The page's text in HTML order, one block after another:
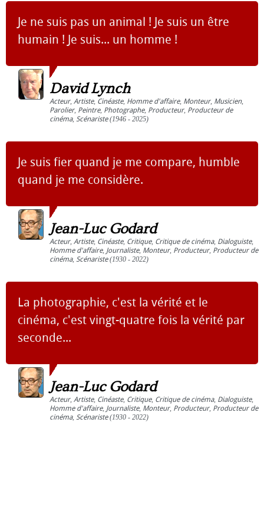
Je ne suis pas un animal ! Je suis un être
humain ! Je suis... un homme !
David Lynch
Acteur, Artiste, Cinéaste, Homme d'affaire, Monteur, Musicien,
Parolier, Peintre, Photographe, Producteur, Producteur de
cinéma, Scénariste(1946 - 2025)
Je suis fier quand je me compare, humble
quand je me considère.
Jean-Luc Godard
Acteur, Artiste, Cinéaste, Critique, Critique de cinéma, Dialoguiste,
Homme d'affaire, Journaliste, Monteur, Producteur, Producteur de
cinéma, Scénariste(1930 - 2022)
La photographie, c'est la vérité et le
cinéma, c'est vingt-quatre fois la vérité par
seconde...
Jean-Luc Godard
Acteur, Artiste, Cinéaste, Critique, Critique de cinéma, Dialoguiste,
Homme d'affaire, Journaliste, Monteur, Producteur, Producteur de
cinéma, Scénariste(1930 - 2022)